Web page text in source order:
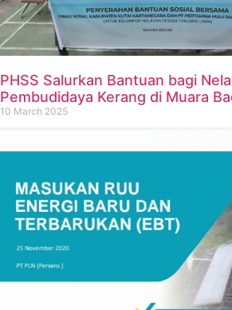
PHSS Salurkan Bantuan bagi
Pembudidaya Kerang di Muara
10 March 2025